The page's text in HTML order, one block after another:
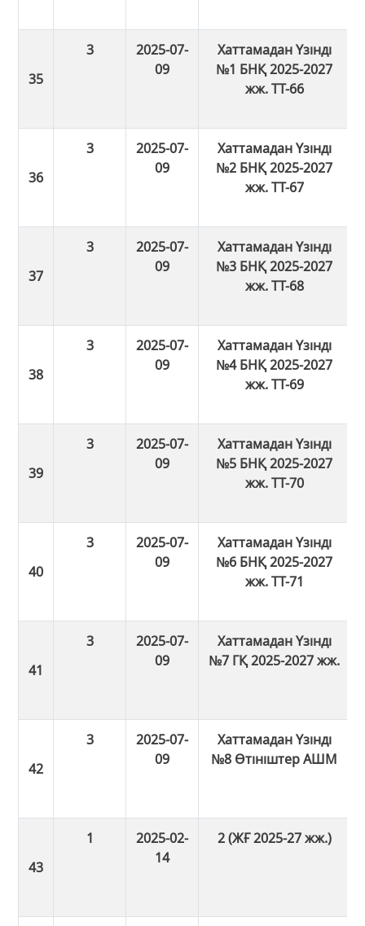
3
2025-07-
09
Хаттамадан Үзінді
№1 БНҚ 2025-2027
жж. ТТ-66
3
2025-07-
09
Хаттамадан Үзінді
№2 БНҚ 2025-2027
жж. ТТ-67
3
2025-07-
09
Хаттамадан Үзінді
№3 БНҚ 2025-2027
жж. ТТ-68
3
2025-07-
09
Хаттамадан Үзінді
№4 БНҚ 2025-2027
жж. ТТ-69
3
2025-07-
09
Хаттамадан Үзінді
№5 БНҚ 2025-2027
жж. ТТ-70
3
2025-07-
09
Хаттамадан Үзінді
№6 БНҚ 2025-2027
жж. ТТ-71
3
2025-07-
09
Хаттамадан Үзінді
№7 ГҚ 2025-2027 жж.
3
2025-07-
09
Хаттамадан Үзінді
№8 Өтініштер АШМ
1
2025-02-
14
2 (ЖҒ 2025-27 жж.)